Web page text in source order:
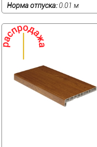
Норма отпуска:0.01 м